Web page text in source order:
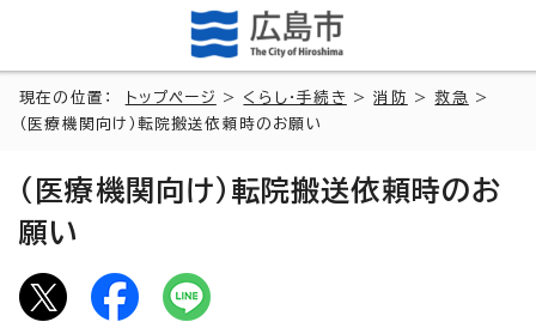
現在の位置： トップページ > くらし・手続き >消防 >救急
>
（医療機関向け）転院搬送依頼時のお願い
（医療機関向け）転院搬送依頼時のお
願い